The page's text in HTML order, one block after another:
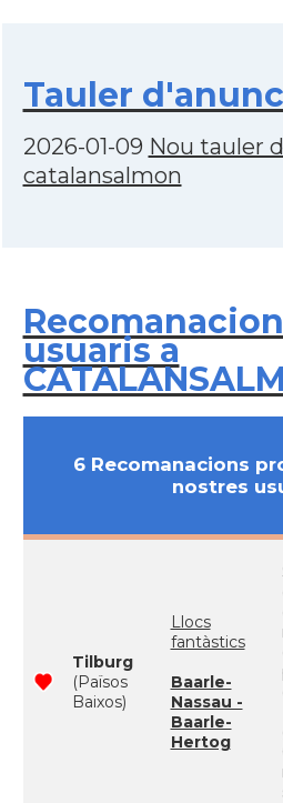
Tauler
2026-01-09 Nou tauler
catalansalmon
usuaris a
6 Recomanacions
nostres
Tilburg
(Països
Baixos)
Llocs
fantàstics
Baarle-
Nassau -
Baarle-
Hertog